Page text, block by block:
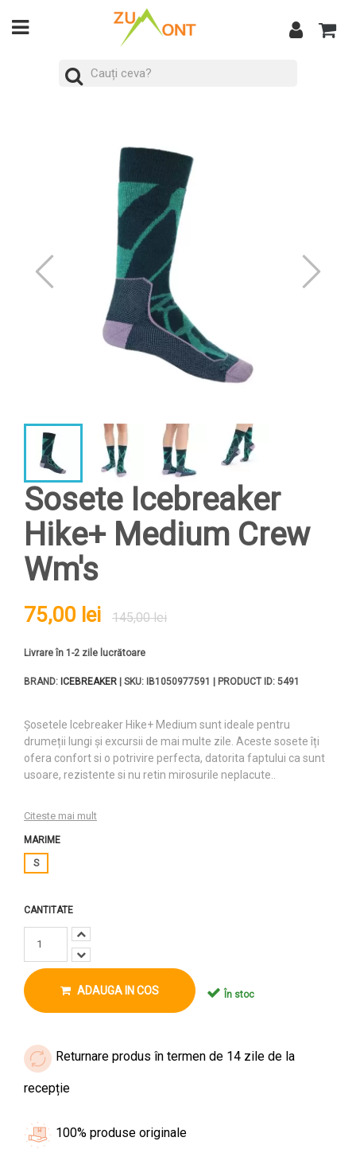
Sosete Icebreaker
Hike+ Medium Crew
Wm's
75,00 lei 145,00 lei
Livrare în 1-2 zile lucrătoare
BRAND: ICEBREAKER | SKU: IB1050977591 | PRODUCT ID: 5491
Șosetele Icebreaker Hike+ Medium sunt ideale pentru
drumeții lungi și excursii de mai multe zile. Aceste sosete îți
ofera confort si o potrivire perfecta, datorita faptului ca sunt
usoare, rezistente si nu retin mirosurile neplacute..
Citeste mai mult
MARIME
S
CANTITATE
ADAUGA IN COS În stoc
Returnare produs în termen de 14 zile de la
recepție
100% produse originale